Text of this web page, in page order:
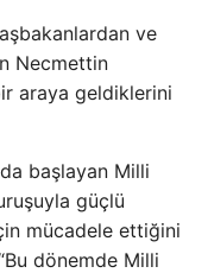
ve
Necmettin
araya geldiklerini
başlayan Milli
güçlü
mücadele ettiğini
dönemde Milli